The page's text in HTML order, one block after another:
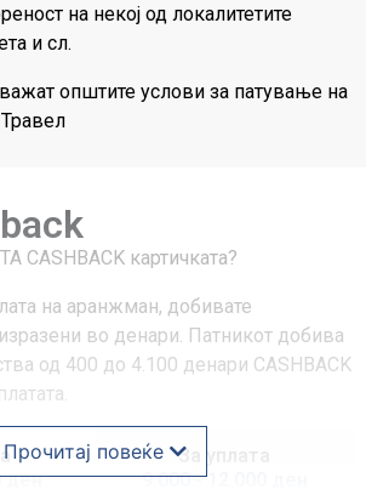
на некој од локалитетите
и сл.
општите услови за патување на
CASHBACK картичката?
на аранжман, добивате
во денари. Патникот добива
од 400 до 4.100 денари CASHBACK
ден
За уплата
9.000 - 12.000 ден
Прочитај повеќе